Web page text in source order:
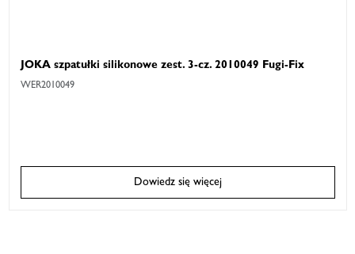
JOKA szpatułki silikonowe zest. 3-cz. 2010049 Fugi-Fix
WER2010049
Dowiedz się więcej